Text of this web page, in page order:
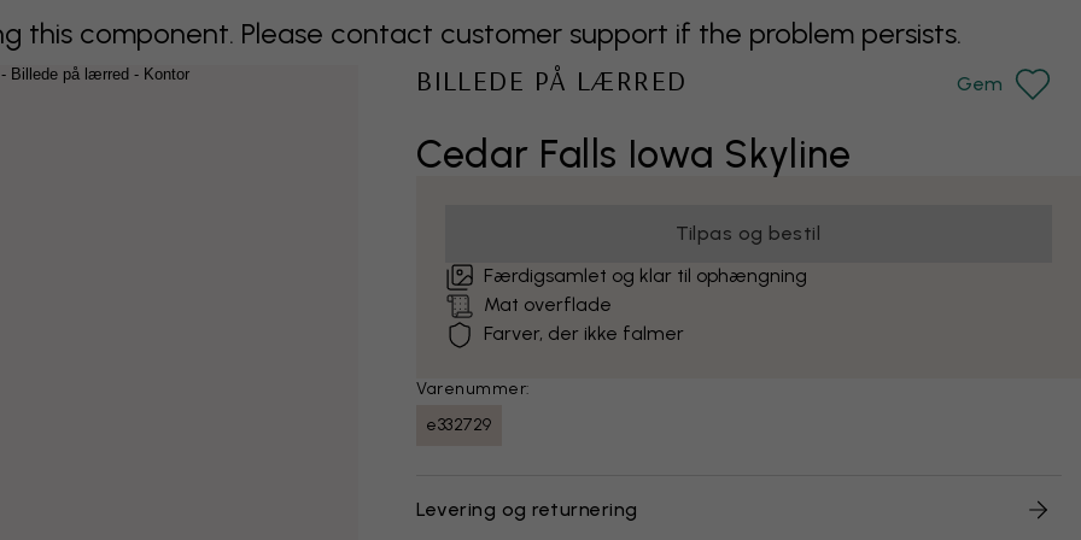
this component. Please contact customer support if the problem persists.
Cedar Falls Iowa Skyline
BILLEDE PÅ LÆRRED Gem
Tilpas og bestil
Færdigsamlet og klar til ophængning
Mat overflade
Farver, der ikke falmer
Varenummer:
e332729
Levering og returnering